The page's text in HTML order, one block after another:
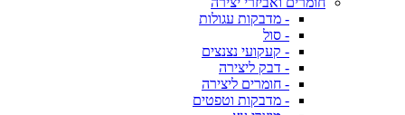
- מדבקות עגולות
- סול
- קעקועי נצנצים
- דבק ליצירה
- חומרים ליצירה
- מדבקות וטפטים